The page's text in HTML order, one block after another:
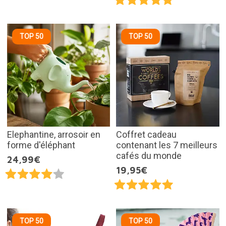
TOP 50
Elephantine, arrosoir en
forme d'éléphant
24,99€
TOP 50
Coffret cadeau
contenant les 7 meilleurs
cafés du monde
19,95€
TOP 50 TOP 50